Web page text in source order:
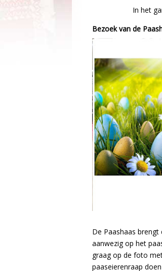
In het
Bezoek van de
De Paashaas
aanwezig op het
graag op de foto
paaseierenraap